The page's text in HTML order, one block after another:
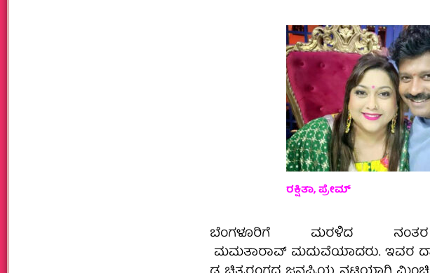
ರಕ್ಷಿತಾ, ಪ್ರೇಮ್
ಬೆಂಗಳೂರಿಗೆ ಮರಳಿದ
ಮಮತಾರಾವ್ ಮದುವೆಯಾದರು. ಇವರ